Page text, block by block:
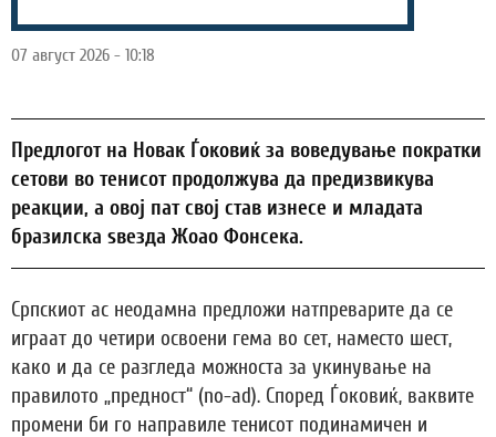
07 август 2026 - 10:18
Предлогот на Новак Ѓоковиќ за воведување пократки
сетови во тенисот продолжува да предизвикува
реакции, а овој пат свој став изнесе и младата
бразилска ѕвезда Жоао Фонсека.
Српскиот ас неодамна предложи натпреварите да се
играат до четири освоени гема во сет, наместо шест,
како и да се разгледа можноста за укинување на
правилото „предност“ (no-ad). Според Ѓоковиќ, ваквите
промени би го направиле тенисот подинамичен и